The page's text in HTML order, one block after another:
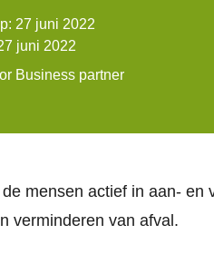
27 juni 2022
juni 2022
Business partner
mensen actief in aan-
verminderen van afval.